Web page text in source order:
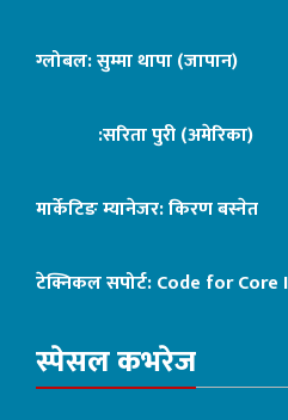
ग्लोबल: सुम्मा थापा (जापान)
:सरिता पुरी (अमेरिका)
मार्केटिङ म्यानेजर: किरण बस्नेत
टेक्निकल सपोर्ट:Code for
स्पेसल कभरेज